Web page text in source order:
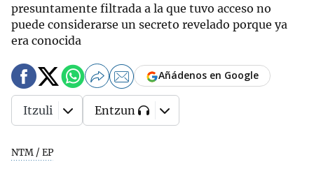
presuntamente filtrada a la que tuvo acceso no
puede considerarse un secreto revelado porque ya
era conocida
NTM / EP
Añádenos en Google
Itzuli Entzun